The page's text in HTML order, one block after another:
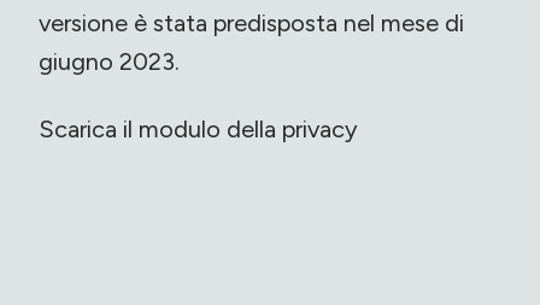
versione è stata predisposta nel mese di
giugno 2023.
Scarica il modulo della privacy